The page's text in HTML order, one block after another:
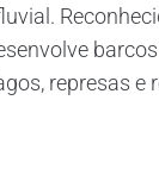
represas